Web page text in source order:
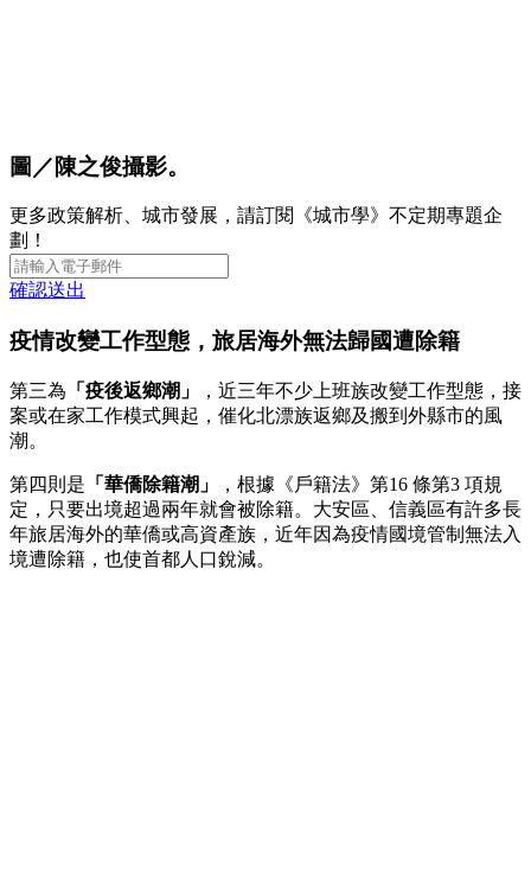
圖／陳之俊攝影。
更多政策解析、城市發展，請訂閱《城市學》不定期專題企
劃！
確認送出
疫情改變工作型態，旅居海外無法歸國遭除籍
第三為 「疫後返鄉潮」
，近三年不少上班族改變工作型態，接
案或在家工作模式興起，催化北漂族返鄉及搬到外縣市的風
潮。
第四則是 「華僑除籍潮」
，根據《戶籍法》第16 條第3 項規
定，只要出境超過兩年就會被除籍。大安區、信義區有許多長
年旅居海外的華僑或高資產族，近年因為疫情國境管制無法入
境遭除籍，也使首都人口銳減。